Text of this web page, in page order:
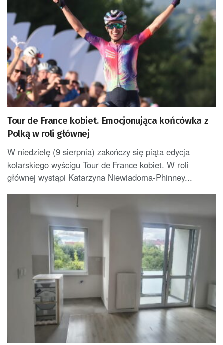
Tour de France kobiet. Emocjonująca końcówka z
Polką w roli głównej
W niedzielę (9 sierpnia) zakończy się piąta edycja
kolarskiego wyścigu Tour de France kobiet. W roli
głównej wystąpi Katarzyna Niewiadoma-Phinney...